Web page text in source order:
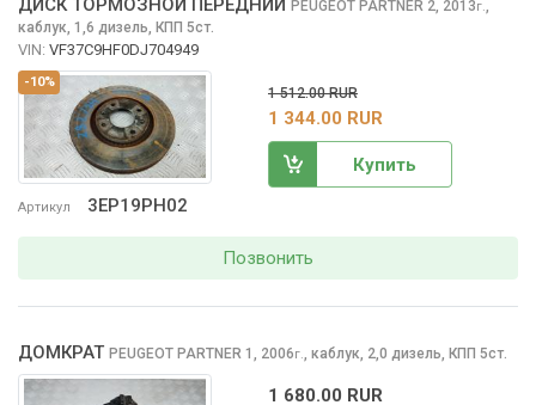
-10%
Артикул 3EP19PH02
ДИСК ТОРМОЗНОЙ ПЕРЕДНИЙ PEUGEOT PARTNER 2, 2013г.,
каблук, 1,6 дизель, КПП 5ст.
VIN: VF37C9HF0DJ704949
1 512.00 RUR
1 344.00 RUR
Купить
Позвонить
ДОМКРАТ PEUGEOT PARTNER 1, 2006г., каблук, 2,0 дизель, КПП 5ст.
1 680.00 RUR